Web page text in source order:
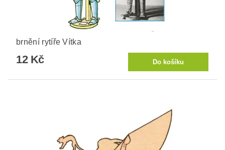
brnění rytíře Vítka
12 Kč